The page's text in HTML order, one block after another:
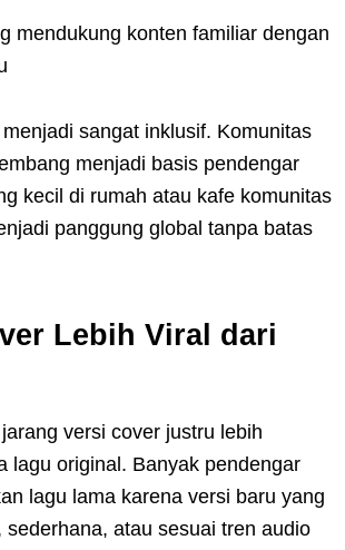
mendukung konten familiar dengan
sangat inklusif. Komunitas
menjadi basis pendengar
kecil di rumah atau kafe komunitas
panggung global tanpa batas
Lebih Viral dari
versi cover justru lebih
lagu original. Banyak pendengar
lagu lama karena versi baru yang
sederhana, atau sesuai tren audio